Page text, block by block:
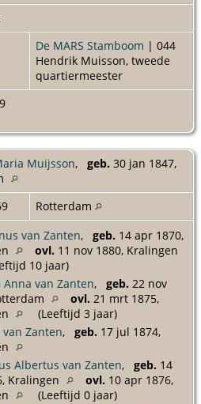
De MARS Stamboom | 044
Hendrik Muisson, tweede
quartiermeester
Muijsson, geb. 30 jan 1847,
Rotterdam
van Zanten, geb. 14 apr 1870,
ovl. 11 nov 1880, Kralingen
10 jaar)
Anna van Zanten, geb. 22 nov
ovl. 21 mrt 1875,
(Leeftijd 3 jaar)
van Zanten, geb. 17 jul 1874,
Albertus van Zanten, geb. 14
Kralingen
ovl. 10 apr 1876,
(Leeftijd 0 jaar)